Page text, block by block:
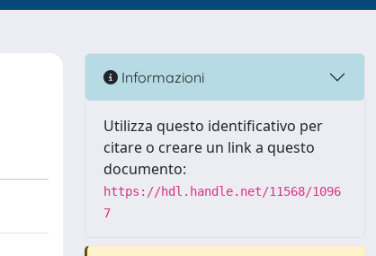
Informazioni
Utilizza questo identificativo per
citare o creare un link a questo
documento:
https://hdl.handle.net/11568/1096
7